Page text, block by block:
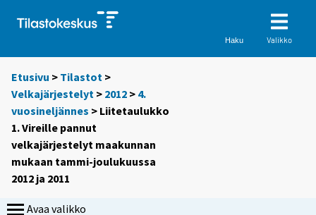
Haku Valikko
Etusivu > Tilastot >
Velkajärjestelyt > 2012 > 4.
vuosineljännes > Liitetaulukko
1. Vireille pannut
velkajärjestelyt maakunnan
mukaan tammi-joulukuussa
2012 ja 2011
Avaa valikko